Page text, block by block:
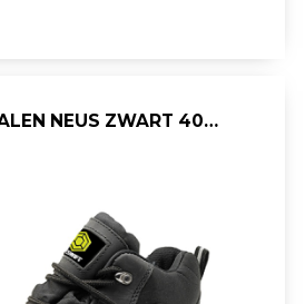
SCHOEN HIKER STALEN NEUS ZWART 40/PAAR